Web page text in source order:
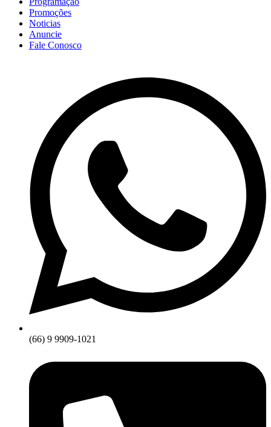
Promoções
Noticias
Anuncie
Fale Conosco
(66) 9 9909-1021